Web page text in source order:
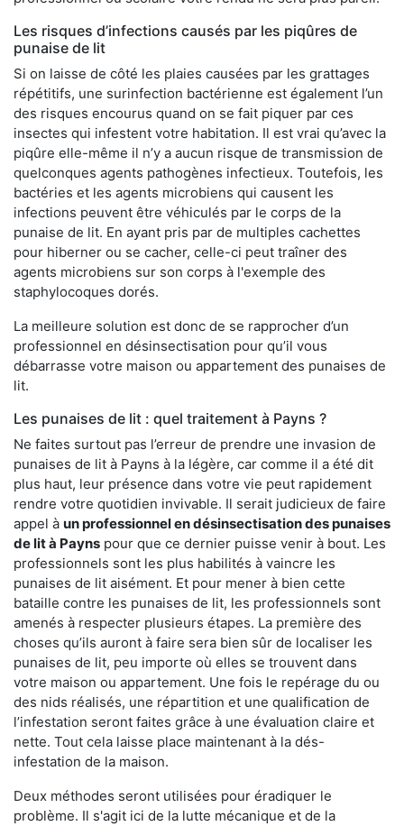
Les risques d’infections causés par les piqûres de
punaise de lit
Si on laisse de côté les plaies causées par les grattages
répétitifs, une surinfection bactérienne est également l’un
des risques encourus quand on se fait piquer par ces
insectes qui infestent votre habitation. Il est vrai qu’avec la
piqûre elle-même il n’y a aucun risque de transmission de
quelconques agents pathogènes infectieux. Toutefois, les
bactéries et les agents microbiens qui causent les
infections peuvent être véhiculés par le corps de la
punaise de lit. En ayant pris par de multiples cachettes
pour hiberner ou se cacher, celle-ci peut traîner des
agents microbiens sur son corps à l'exemple des
staphylocoques dorés.
La meilleure solution est donc de se rapprocher d’un
professionnel en désinsectisation pour qu’il vous
débarrasse votre maison ou appartement des punaises de
lit.
Les punaises de lit : quel traitement à Payns ?
Ne faites surtout pas l’erreur de prendre une invasion de
punaises de lit à Payns à la légère, car comme il a été dit
plus haut, leur présence dans votre vie peut rapidement
rendre votre quotidien invivable. Il serait judicieux de faire
appel à un professionnel en désinsectisation des punaises
de lit à Payns pour que ce dernier puisse venir à bout. Les
professionnels sont les plus habilités à vaincre les
punaises de lit aisément. Et pour mener à bien cette
bataille contre les punaises de lit, les professionnels sont
amenés à respecter plusieurs étapes. La première des
choses qu’ils auront à faire sera bien sûr de localiser les
punaises de lit, peu importe où elles se trouvent dans
votre maison ou appartement. Une fois le repérage du ou
des nids réalisés, une répartition et une qualification de
l’infestation seront faites grâce à une évaluation claire et
nette. Tout cela laisse place maintenant à la dés-
infestation de la maison.
Deux méthodes seront utilisées pour éradiquer le
problème. Il s'agit ici de la lutte mécanique et de la